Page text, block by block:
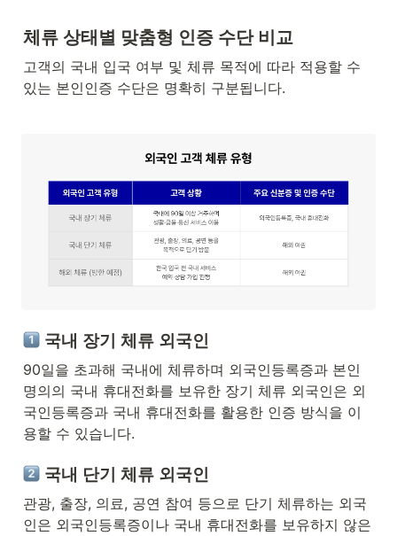
체류 상태별 맞춤형 인증 수단 비교
고객의 국내 입국 여부 및 체류 목적에 따라 적용할 수
있는 본인인증 수단은 명확히 구분됩니다.
국내 장기 체류 외국인
90일을 초과해 국내에 체류하며 외국인등록증과 본인
명의의 국내 휴대전화를 보유한 장기 체류 외국인은 외
국인등록증과 국내 휴대전화를 활용한 인증 방식을 이
용할 수 있습니다.
국내 단기 체류 외국인
관광, 출장, 의료, 공연 참여 등으로 단기 체류하는 외국
인은 외국인등록증이나 국내 휴대전화를 보유하지 않은